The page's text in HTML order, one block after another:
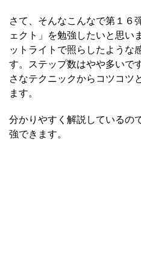
さて、そんなこんなで第１６
ェクト」を勉強したいと思い
ットライトで照らしたような
す。ステップ数はやや多いで
さなテクニックからコツコツ
ます。
分かりやすく解説しているの
強できます。